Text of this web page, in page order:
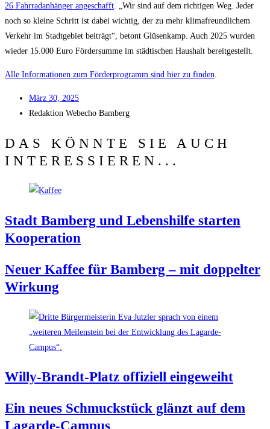
26 Fahr­rad­an­hän­ger ange­schafft . „Wir sind auf dem rich­ti­gen Weg. Jeder
noch so klei­ne Schritt ist dabei wich­tig, der zu mehr kli­ma­freund­li­chem
Ver­kehr im Stadt­ge­biet bei­trägt“, betont Glüsen­kamp. Auch 2025 wur­den
wie­der 15.000 Euro För­der­sum­me im städ­ti­schen Haus­halt bereitgestellt.
Alle Infor­ma­tio­nen zum För­der­pro­gramm sind hier zu fin­den
März 30, 2025
Redak­ti­on Web­echo Bamberg
DAS KÖNNTE SIE AUCH
INTERESSIEREN...
Stadt Bam­berg und Lebens­hil­fe star­ten
Kooperation
Neu­er Kaf­fee für Bam­berg – mit dop­pel­ter
Wirkung
Wil­ly-Brandt-Platz offi­zi­ell eingeweiht
Ein neu­es Schmuck­stück glänzt auf dem
Lagarde-Campus